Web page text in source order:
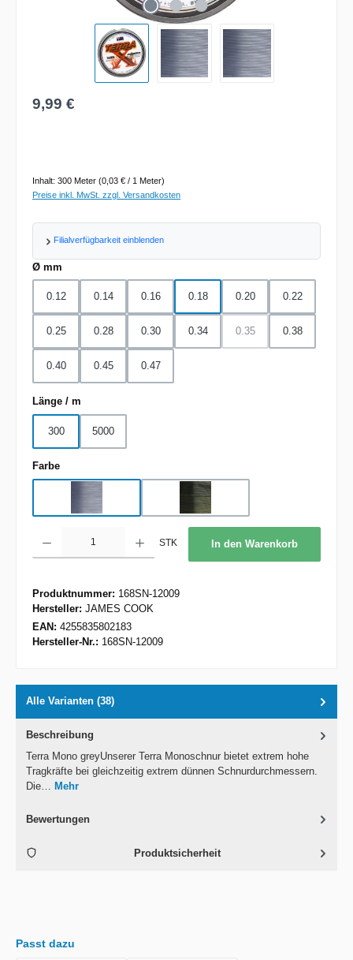
Regulärer Preis:
9,99 €
Inhalt: 300 Meter (0,03 € / 1 Meter)
Preise inkl. MwSt. zzgl. Versandkosten
Filialverfügbarkeit einblenden
Ø mm
0.12 0.14 0.16 0.18 0.20 0.22
0.25 0.28 0.30 0.34 0.35 0.38
0.40 0.45 0.47
Länge / m
300 5000
Farbeauswählen
ground
STK In den Warenkorb
Produktnummer: 168SN-12009
Hersteller: JAMES COOK
EAN: 4255835802183
Hersteller-Nr.: 168SN-12009
Alle Varianten (38)
Beschreibung
Terra Mono greyUnserer Terra Monoschnur bietet extrem hohe
Tragkräfte bei gleichzeitig extrem dünnen Schnurdurchmessern.
Die…
Mehr
Bewertungen
Produktsicherheit
Passt dazu